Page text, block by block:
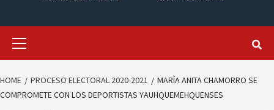
HOME PROCESO ELECTORAL 2020-2021
MARÍA ANITA CHAMORRO SE
COMPROMETE CON LOS DEPORTISTAS YAUHQUEMEHQUENSES